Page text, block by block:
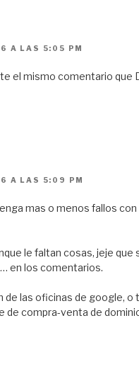
A LAS 5:05 PM
el mismo comentario que
A LAS 5:09 PM
mas o menos fallos
le faltan cosas, jeje que
en los comentarios.
de las oficinas de google, o
de compra-venta de